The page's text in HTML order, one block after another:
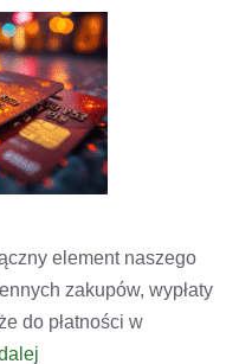
element naszego
zakupów, wypłaty
do płatności w